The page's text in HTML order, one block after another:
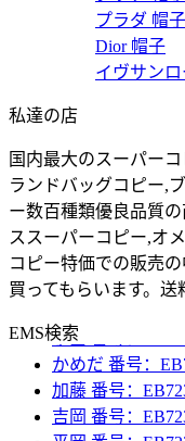
プラダ 帽子
Dior 帽子
イヴサン
私達の店
国内最大のスーパー
ランドバッグコピー,
ー数百種類優良品質
ススーパーコピー,オ
コピー特価での販売
買ってもらいます。送
EMS検索
Sujan 番号：
中田 番号：
小出 番号：
かめだ 番号：
加藤 番号：
吉岡 番号：
平岡 番号：